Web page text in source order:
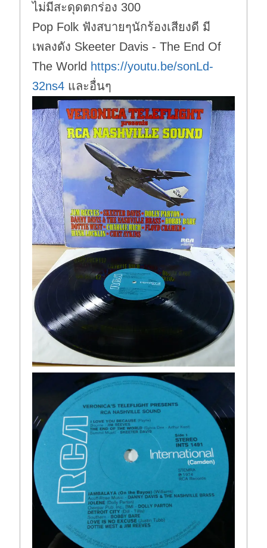
ไม่มีสะดุดตกร่อง 300
Pop Folk ฟังสบายๆนักร้องเสียงดี มี
เพลงดัง Skeeter Davis - The End Of
The World https://youtu.be/sonLd-
32ns4 และอื่นๆ